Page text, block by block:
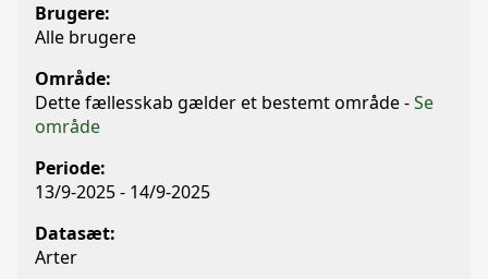
Brugere:
Alle brugere
Område:
Dette fællesskab gælder et bestemt område -Se
område
Periode:
13/9-2025 - 14/9-2025
Datasæt:
Arter